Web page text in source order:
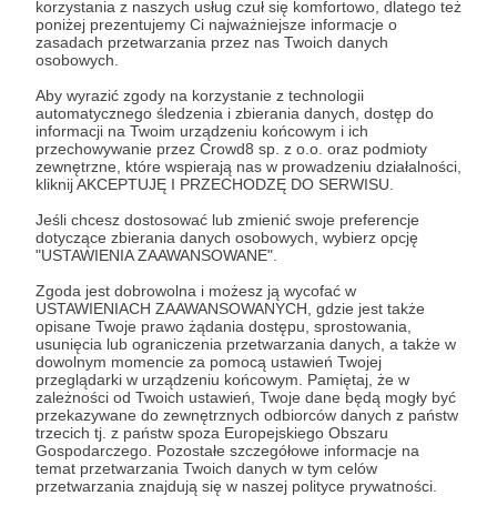
korzystania z naszych usług czuł się komfortowo, dlatego też
poniżej prezentujemy Ci najważniejsze informacje o
zasadach przetwarzania przez nas Twoich danych
osobowych.
Aby wyrazić zgody na korzystanie z technologii
automatycznego śledzenia i zbierania danych, dostęp do
informacji na Twoim urządzeniu końcowym i ich
przechowywanie przez Crowd8 sp. z o.o. oraz podmioty
zewnętrzne, które wspierają nas w prowadzeniu działalności,
kliknij AKCEPTUJĘ I PRZECHODZĘ DO SERWISU.
Jeśli chcesz dostosować lub zmienić swoje preferencje
dotyczące zbierania danych osobowych, wybierz opcję
"USTAWIENIA ZAAWANSOWANE".
Zgoda jest dobrowolna i możesz ją wycofać w
USTAWIENIACH ZAAWANSOWANYCH, gdzie jest także
opisane Twoje prawo żądania dostępu, sprostowania,
usunięcia lub ograniczenia przetwarzania danych, a także w
dowolnym momencie za pomocą ustawień Twojej
przeglądarki w urządzeniu końcowym. Pamiętaj, że w
zależności od Twoich ustawień, Twoje dane będą mogły być
przekazywane do zewnętrznych odbiorców danych z państw
trzecich tj. z państw spoza Europejskiego Obszaru
Gospodarczego. Pozostałe szczegółowe informacje na
temat przetwarzania Twoich danych w tym celów
przetwarzania znajdują się w naszej polityce prywatności.
#TeamUszanowanko wiedxma streamer
02.03.2022 ● Komentarze: 4
DZIĘKUJĘ!
💜💜💜BARDZO BARDZO DZIĘKUJĘ!💜💜💜
patroni progress podsumowanie +4